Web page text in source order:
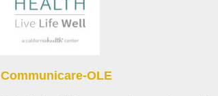
Communicare-OLE